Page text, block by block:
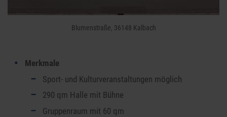
Blumenstraße, 36148 Kalbach
Merkmale
Sport- und Kulturveranstaltungen möglich
290 qm Halle mit Bühne
Gruppenraum mit 60 qm